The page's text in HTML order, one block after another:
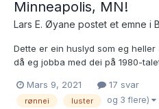
Minneapolis, MN!
Lars E. Øyane postet et emne i
Dette er ein huslyd som eg
då eg jobba med dei på 1980-
Amerika, men leitingi vart den
Opplysningane som eg har å
Mars 9, 2021 17 svar
rønnei luster og 3 flere)